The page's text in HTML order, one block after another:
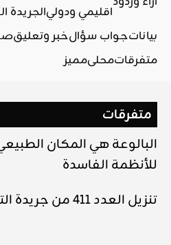
اقليمي ودوليالجريدة
بياناتجواب سؤالخبر وتعليق
متفرقاتمحليمميز
متفرقات
البالوعة هي المكان
للأنظمة الفاسدة
تنزيل العدد 411 من جريدة التحرير